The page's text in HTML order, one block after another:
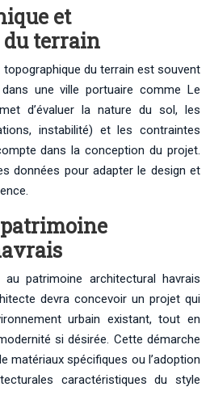
et
terrain
du terrain est souvent
une ville portuaire comme Le
d’évaluer la nature du sol, les
instabilité) et les contraintes
dans la conception du projet.
données pour adapter le design et
au patrimoine architectural havrais
devra concevoir un projet qui
urbain existant, tout en
si désirée. Cette démarche
matériaux spécifiques ou l’adoption
caractéristiques du style